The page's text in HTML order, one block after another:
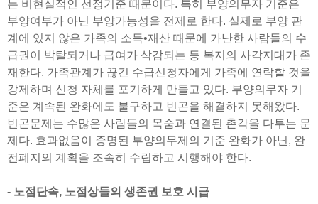
는 비현실적인 선정기준 때문이다. 특히 부양의무자 기준은
부양여부가 아닌 부양가능성을 전제로 한다. 실제로 부양 관
계에 있지 않은 가족의 소득•재산 때문에 가난한 사람들의 수
급권이 박탈되거나 급여가 삭감되는 등 복지의 사각지대가 존
재한다. 가족관계가 끊긴 수급신청자에게 가족에 연락할 것을
강제하며 신청 자체를 포기하게 만들고 있다. 부양의무자 기
준은 계속된 완화에도 불구하고 빈곤을 해결하지 못해왔다.
빈곤문제는 수많은 사람들의 목숨과 연결된 촌각을 다투는 문
제다. 효과없음이 증명된 부양의무제의 기준 완화가 아닌, 완
전폐지의 계획을 조속히 수립하고 시행해야 한다.
- 노점단속, 노점상들의 생존권 보호 시급